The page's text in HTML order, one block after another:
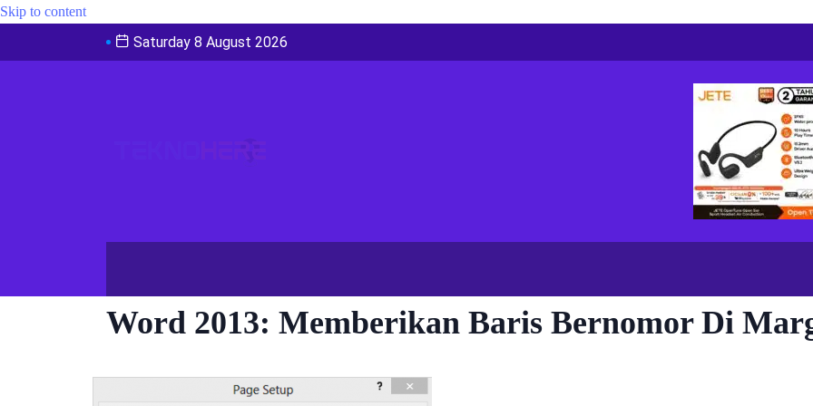
Skip to content
Saturday 8 August 2026
Word 2013: Memberikan Baris Bernomor Di